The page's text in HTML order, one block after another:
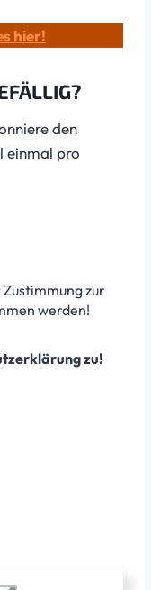
hier!
den
einmal pro
zur
werden!
zu!